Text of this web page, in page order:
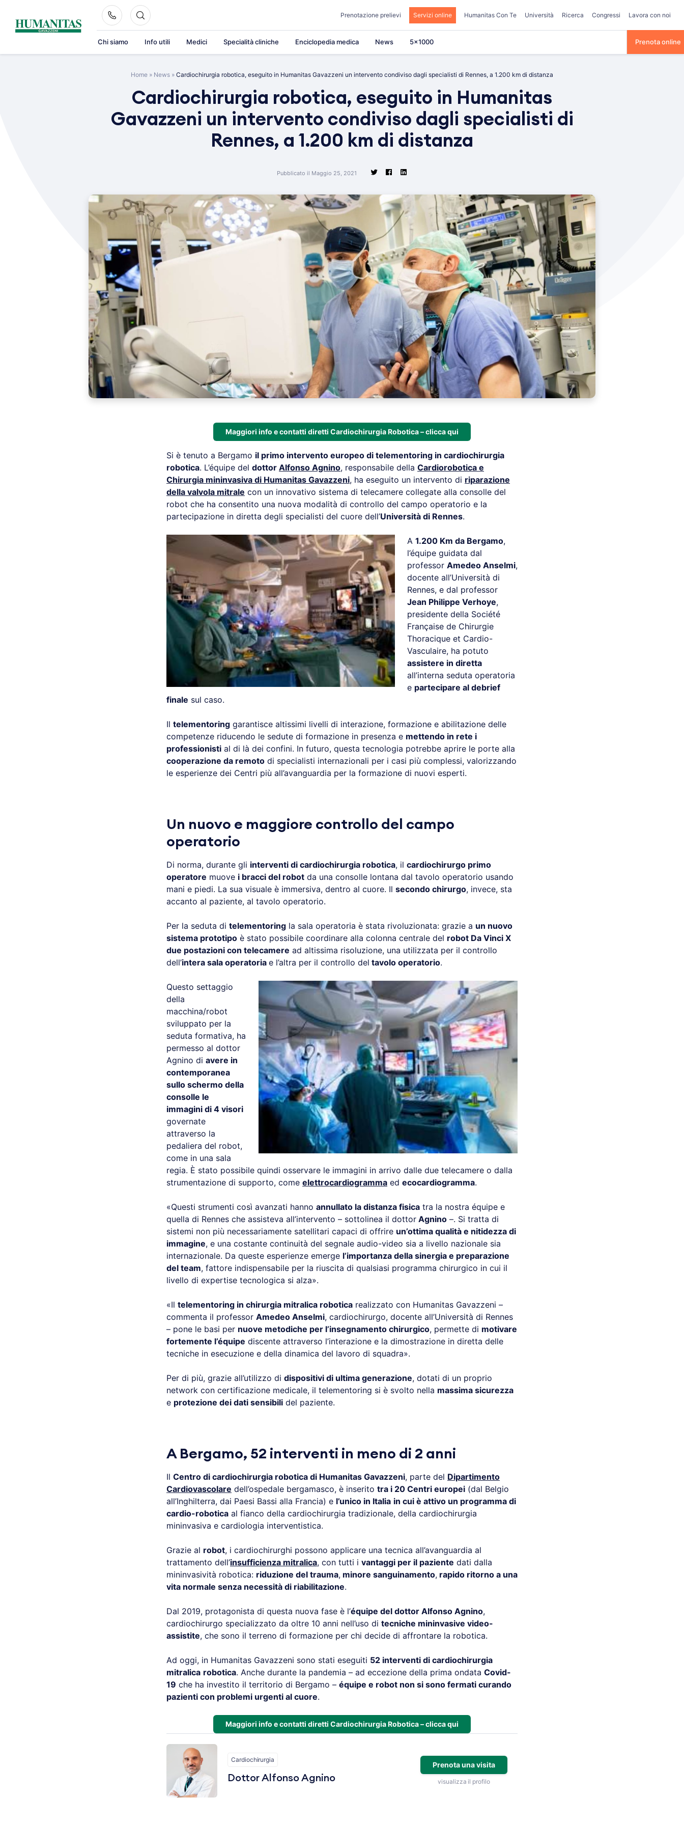
content
Prenotazione prelievi Servizi online Humanitas Con Te Università Ricerca Congressi Lavora con noi
Chi siamo Info utili Medici Specialità cliniche Enciclopedia medica News 5×1000 Prenota online
Home » News » Cardiochirurgia robotica, eseguito in Humanitas Gavazzeni un intervento condiviso dagli specialisti di Rennes, a 1.200 km di distanza
Cardiochirurgia robotica, eseguito in Humanitas
Gavazzeni un intervento condiviso dagli specialisti di
Rennes, a 1.200 km di distanza
Pubblicato il Maggio 25, 2021
Maggiori info e contatti diretti Cardiochirurgia Robotica – clicca qui
Si è tenuto a Bergamo il primo intervento europeo di telementoring in cardiochirurgia
robotica. L’équipe del dottor Alfonso Agnino, responsabile della Cardiorobotica e
Chirurgia mininvasiva di Humanitas Gavazzeni, ha eseguito un intervento di riparazione
della valvola mitrale con un innovativo sistema di telecamere collegate alla consolle del
robot che ha consentito una nuova modalità di controllo del campo operatorio e la
partecipazione in diretta degli specialisti del cuore dell’Università di Rennes.
A 1.200 Km da Bergamo,
l’équipe guidata dal
professor Amedeo Anselmi,
docente all’Università di
Rennes, e dal professor
Jean Philippe Verhoye,
presidente della Société
Française de Chirurgie
Thoracique et Cardio-
Vasculaire, ha potuto
assistere in diretta
all’interna seduta operatoria
e partecipare al debrief
finale sul caso.
Il telementoring garantisce altissimi livelli di interazione, formazione e abilitazione delle
competenze riducendo le sedute di formazione in presenza e mettendo in rete i
professionisti al di là dei confini. In futuro, questa tecnologia potrebbe aprire le porte alla
cooperazione da remoto di specialisti internazionali per i casi più complessi, valorizzando
le esperienze dei Centri più all’avanguardia per la formazione di nuovi esperti.
Un nuovo e maggiore controllo del campo
operatorio
Di norma, durante gli interventi di cardiochirurgia robotica, il cardiochirurgo primo
operatore muove i bracci del robot da una consolle lontana dal tavolo operatorio usando
mani e piedi. La sua visuale è immersiva, dentro al cuore. Il secondo chirurgo, invece, sta
accanto al paziente, al tavolo operatorio.
Per la seduta di telementoring la sala operatoria è stata rivoluzionata: grazie a un nuovo
sistema prototipo è stato possibile coordinare alla colonna centrale del robot Da Vinci X
due postazioni con telecamere ad altissima risoluzione, una utilizzata per il controllo
dell’intera sala operatoria e l’altra per il controllo del tavolo operatorio.
Questo settaggio
della
macchina/robot
sviluppato per la
seduta formativa, ha
permesso al dottor
Agnino di avere in
contemporanea
sullo schermo della
consolle le
immagini di 4 visori
governate
attraverso la
pedaliera del robot,
come in una sala
regia. È stato possibile quindi osservare le immagini in arrivo dalle due telecamere o dalla
strumentazione di supporto, come elettrocardiogramma ed ecocardiogramma.
«Questi strumenti così avanzati hanno annullato la distanza fisica tra la nostra équipe e
quella di Rennes che assisteva all’intervento – sottolinea il dottor Agnino –. Si tratta di
sistemi non più necessariamente satellitari capaci di offrire un’ottima qualità e nitidezza di
immagine, e una costante continuità del segnale audio-video sia a livello nazionale sia
internazionale. Da queste esperienze emerge l’importanza della sinergia e preparazione
del team, fattore indispensabile per la riuscita di qualsiasi programma chirurgico in cui il
livello di expertise tecnologica si alza».
«Il telementoring in chirurgia mitralica robotica realizzato con Humanitas Gavazzeni –
commenta il professor Amedeo Anselmi, cardiochirurgo, docente all’Università di Rennes
– pone le basi per nuove metodiche per l’insegnamento chirurgico, permette di motivare
fortemente l’équipe discente attraverso l’interazione e la dimostrazione in diretta delle
tecniche in esecuzione e della dinamica del lavoro di squadra».
Per di più, grazie all’utilizzo di dispositivi di ultima generazione, dotati di un proprio
network con certificazione medicale, il telementoring si è svolto nella massima sicurezza
e protezione dei dati sensibili del paziente.
A Bergamo, 52 interventi in meno di 2 anni
Il Centro di cardiochirurgia robotica di Humanitas Gavazzeni, parte del Dipartimento
Cardiovascolare dell’ospedale bergamasco, è inserito tra i 20 Centri europei (dal Belgio
all’Inghilterra, dai Paesi Bassi alla Francia) e l’unico in Italia in cui è attivo un programma di
cardio-robotica al fianco della cardiochirurgia tradizionale, della cardiochirurgia
mininvasiva e cardiologia interventistica.
Grazie al robot, i cardiochirurghi possono applicare una tecnica all’avanguardia al
trattamento dell’insufficienza mitralica, con tutti i vantaggi per il paziente dati dalla
mininvasività robotica: riduzione del trauma, minore sanguinamento, rapido ritorno a una
vita normale senza necessità di riabilitazione.
Dal 2019, protagonista di questa nuova fase è l’équipe del dottor Alfonso Agnino,
cardiochirurgo specializzato da oltre 10 anni nell’uso di tecniche mininvasive video-
assistite, che sono il terreno di formazione per chi decide di affrontare la robotica.
Ad oggi, in Humanitas Gavazzeni sono stati eseguiti 52 interventi di cardiochirurgia
mitralica robotica. Anche durante la pandemia – ad eccezione della prima ondata Covid-
19 che ha investito il territorio di Bergamo – équipe e robot non si sono fermati curando
pazienti con problemi urgenti al cuore.
Maggiori info e contatti diretti Cardiochirurgia Robotica – clicca qui
Cardiochirurgia
Dottor Alfonso Agnino
Prenota una visita
visualizza il profilo